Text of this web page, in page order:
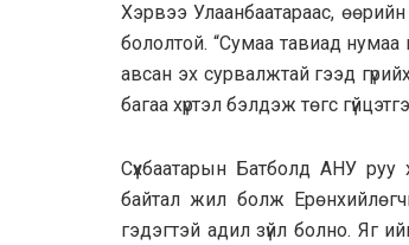
Хэрвээ Улаанбаатараас,
бололтой. “Сумаа тавиад нумаа
авсан эх сурвалжтай гээд
багаа хүртэл бэлдэж төгс
Сүхбаатарын Батболд АНУ руу
байтал жил болж
гэдэгтэй адил зүйл болно. Яг